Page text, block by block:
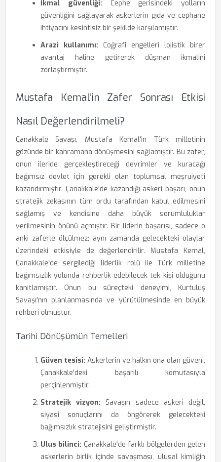
İkmal güvenliği: Cephe gerisindeki yolların
güvenliğini sağlayarak askerlerin gıda ve cephane
ihtiyacını kesintisiz bir şekilde karşılamıştır.
Arazi kullanımı: Coğrafi engelleri lojistik birer
avantaj haline getirerek düşman ikmalini
zorlaştırmıştır.
Mustafa Kemal'in Zafer Sonrası Etkisi
Nasıl Değerlendirilmeli?
Çanakkale Savaşı, Mustafa Kemal'in Türk milletinin
gözünde bir kahramana dönüşmesini sağlamıştır. Bu zafer,
onun ileride gerçekleştireceği devrimler ve kuracağı
bağımsız devlet için gerekli olan toplumsal meşruiyeti
kazandırmıştır. Çanakkale'de kazandığı askeri başarı, onun
stratejik zekasının tüm ordu tarafından kabul edilmesini
sağlamış ve kendisine daha büyük sorumluluklar
verilmesinin önünü açmıştır. Bir liderin başarısı, sadece o
anki zaferle ölçülmez; aynı zamanda gelecekteki olaylar
üzerindeki etkisiyle de değerlendirilir. Mustafa Kemal,
Çanakkale'de sergilediği liderlik rolü ile Türk milletine
bağımsızlık yolunda rehberlik edebilecek tek kişi olduğunu
kanıtlamıştır. Onun bu süreçteki deneyimi, Kurtuluş
Savaşı'nın planlanmasında ve yürütülmesinde en büyük
rehberi olmuştur.
Tarihi Dönüşümün Temelleri
Güven tesisi: Askerlerin ve halkın ona olan güveni,
Çanakkale'deki başarılı komutasıyla
perçinlenmiştir.
Stratejik vizyon: Savaşın sadece askeri değil,
siyasi sonuçlarını da öngörerek gelecekteki
bağımsızlık stratejisini geliştirmiştir.
Ulus bilinci: Çanakkale'de farklı bölgelerden gelen
askerlerin birlik içinde savaşması, ulusal kimliğin